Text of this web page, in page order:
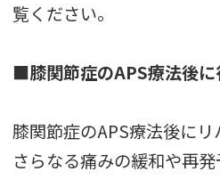
覧ください。
■膝関節症のAPS療法後に
膝関節症のAPS療法後にリ
さらなる痛みの緩和や再発